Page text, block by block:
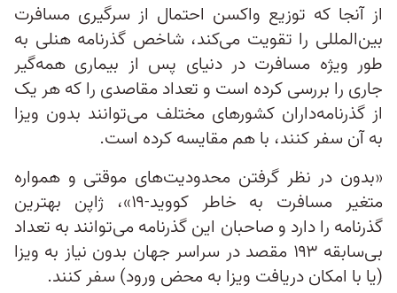
از آنجا که توزیع واکسن‌ احتمال از سرگیری مسافرت
بین‌المللی را تقویت می‌کند، شاخص گذرنامه هنلی به
طور ویژه مسافرت در دنیای پس از بیماری ‌همه‌گیر
جاری را بررسی کرده است و تعداد مقاصدی را که هر یک
از گذرنامه‌داران کشورهای مختلف می‌توانند بدون ویزا
به آن سفر کنند، با هم مقایسه کرده است.
«بدون در نظر گرفتن محدودیت‌های موقتی و همواره
متغیر مسافرت به خاطر کووید-۱۹»، ژاپن بهترین
گذرنامه را دارد و صاحبان این گذرنامه می‌توانند به تعداد
بی‌سابقه ۱۹۳ مقصد در سراسر جهان بدون نیاز به ویزا
(یا با امکان دریافت ویزا به محض ورود) سفر کنند.